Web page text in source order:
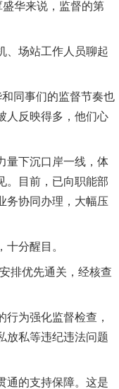
华来说，监督的第
场站工作人员聊起
同事们的监督节奏也
人反映得多，他们心
下沉口岸一线，体
。目前，已向职能部
务协同办理，大幅压
分醒目。
排优先通关，经核查
为强化监督检查，
放私等违纪违法问题
的支持保障。这是